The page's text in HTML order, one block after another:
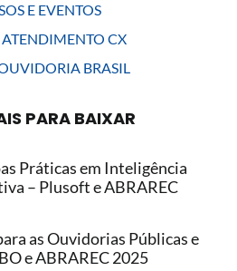
E EVENTOS
CX
BRASIL
PARA BAIXAR
Práticas em Inteligência
– Plusoft e ABRAREC
as Ouvidorias Públicas e
e ABRAREC 2025